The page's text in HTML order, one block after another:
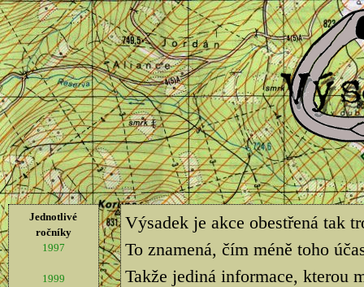
Jednotlivé
ročníky
1997
1999
Výsadek je akce obestřená tak
To znamená, čím méně toho
Takže jediná informace, kterou